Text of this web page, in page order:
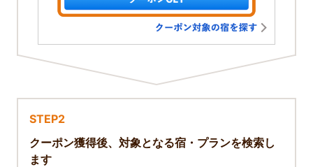
STEP2
クーポン獲得後、対象となる宿・プランを検索し
ます